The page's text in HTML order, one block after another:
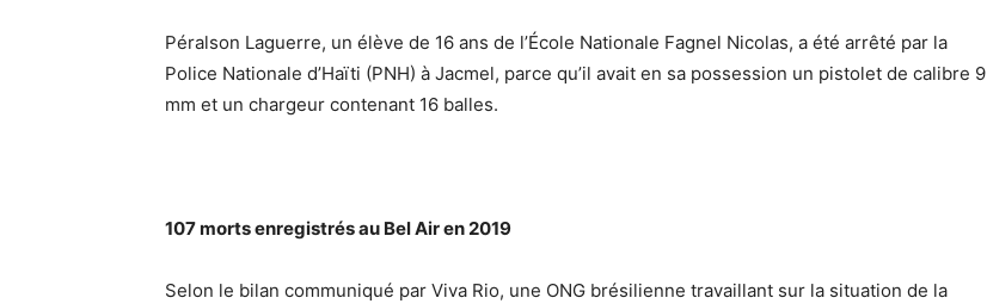
Péralson Laguerre, un élève de 16 ans de l’École Nationale Fagnel Nicolas, a été arrêté par la
Police Nationale d’Haïti (PNH) à Jacmel, parce qu’il avait en sa possession un pistolet de calibre 9
mm et un chargeur contenant 16 balles.
107 morts enregistrés au Bel Air en 2019
Selon le bilan communiqué par Viva Rio, une ONG brésilienne travaillant sur la situation de la